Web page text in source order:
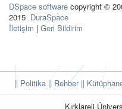
DSpace software copyright ©
2015 DuraSpace
İletişim | Geri Bildirim
|| Politika || Rehber||
Kırklareli